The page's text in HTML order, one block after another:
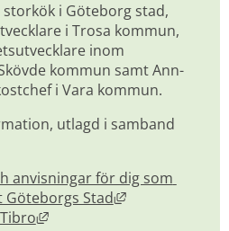
storkök i Göteborg stad,
i Trosa kommun,
inom
kommun samt Ann-
i Vara kommun.
utlagd i samband
anvisningar för dig som
Göteborgs Stad
Länk till
Länk till annan